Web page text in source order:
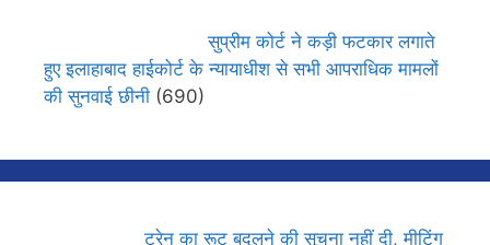
सुप्रीम कोर्ट ने कड़ी फटकार लगाते
हुए इलाहाबाद हाईकोर्ट के न्यायाधीश से सभी आपराधिक मामलों
की सुनवाई छीनी (690)
ट्रेन का रूट बदलने की सूचना नहीं दी, मीटिंग